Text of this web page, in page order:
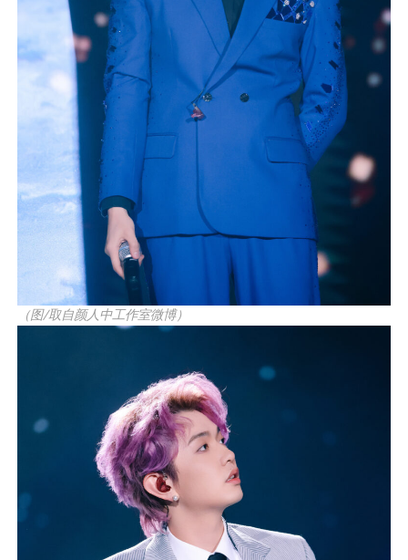
（图/取自颜人中工作室微博）